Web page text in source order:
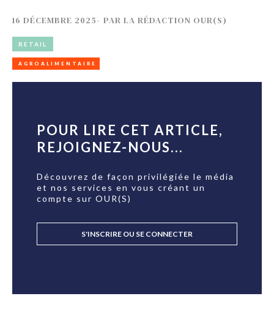
16 DÉCEMBRE 2025- PAR LA RÉDACTION OUR(S)
RETAIL
AGROALIMENTAIRE
POUR LIRE CET ARTICLE,
REJOIGNEZ-NOUS...
Découvrez de façon privilégiée le média
et nos services en vous créant un
compte sur OUR(S)
S'INSCRIRE OU SE CONNECTER